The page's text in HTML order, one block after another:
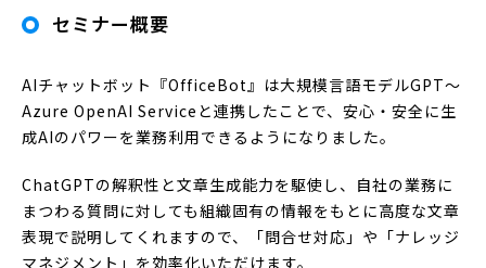
セミナー概要
AIチャットボット『OfficeBot』は大規模言語モデルGPT〜
Azure OpenAI Serviceと連携したことで、安心・安全に生
成AIのパワーを業務利用できるようになりました。
ChatGPTの解釈性と文章生成能力を駆使し、自社の業務に
まつわる質問に対しても組織固有の情報をもとに高度な文章
表現で説明してくれますので、「問合せ対応」や「ナレッジ
マネジメント」を効率化いただけます。